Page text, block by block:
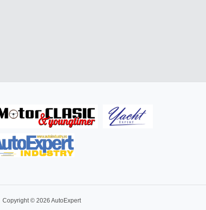
Copyright © 2026 AutoExpert